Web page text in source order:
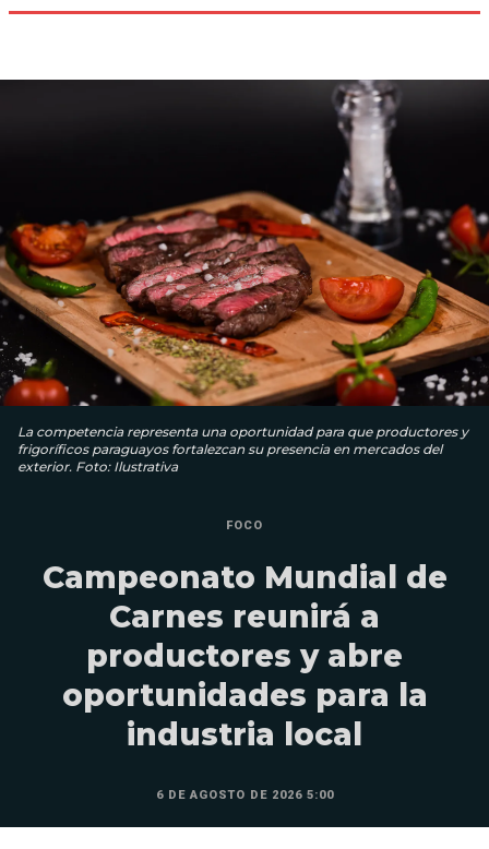
La competencia representa una oportunidad para que productores y
frigoríficos paraguayos fortalezcan su presencia en mercados del
exterior. Foto: Ilustrativa
FOCO
Campeonato Mundial de
Carnes reunirá a
productores y abre
oportunidades para la
industria local
6 DE AGOSTO DE 2026 5:00